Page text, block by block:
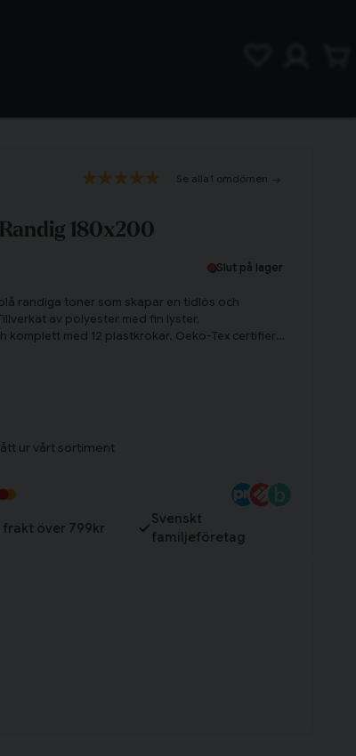
1 omdömen
180x200
Slut på lager
randiga toner som skapar en tidlös och
av polyester med fin lyster,
komplett med 12 plastkrokar. Oeko-Tex certifierat
ur vårt sortiment
frakt över 799kr
Svenskt
familjeföretag